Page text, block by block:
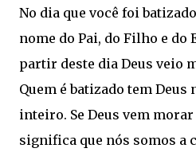
No dia que você foi
nome do Pai, do Filho e do
partir deste dia Deus veio
Quem é batizado tem Deus
inteiro. Se Deus vem
significa que nós somos a